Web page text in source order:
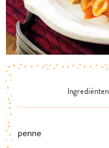
Ingrediënten
penne